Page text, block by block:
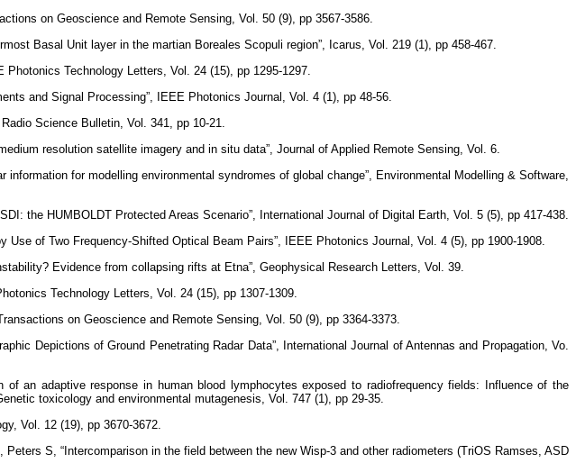
on Geoscience and Remote Sensing, Vol. 50 (9), pp 3567-3586.
Basal Unit layer in the martian Boreales Scopuli region”, Icarus, Vol. 219 (1), pp 458-467.
Photonics Technology Letters, Vol. 24 (15), pp 1295-1297.
and Signal Processing”, IEEE Photonics Journal, Vol. 4 (1), pp 48-56.
Science Bulletin, Vol. 341, pp 10-21.
resolution satellite imagery and in situ data”, Journal of Applied Remote Sensing, Vol. 6.
information for modelling environmental syndromes of global change”, Environmental Modelling & Software,
the HUMBOLDT Protected Areas Scenario”, International Journal of Digital Earth, Vol. 5 (5), pp 417-438.
Use of Two Frequency-Shifted Optical Beam Pairs”, IEEE Photonics Journal, Vol. 4 (5), pp 1900-1908.
Evidence from collapsing rifts at Etna”, Geophysical Research Letters, Vol. 39.
Technology Letters, Vol. 24 (15), pp 1307-1309.
on Geoscience and Remote Sensing, Vol. 50 (9), pp 3364-3373.
Depictions of Ground Penetrating Radar Data”, International Journal of Antennas and Propagation, Vo.
of an adaptive response in human blood lymphocytes exposed to radiofrequency fields: Influence of the
toxicology and environmental mutagenesis, Vol. 747 (1), pp 29-35.
Vol. 12 (19), pp 3670-3672.
Peters S, “Intercomparison in the field between the new Wisp-3 and other radiometers (TriOS Ramses, ASD